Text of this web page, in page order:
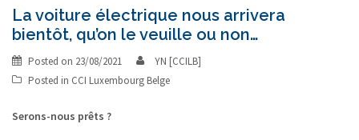
La voiture électrique nous arrivera
bientôt, qu’on le veuille ou non…
Posted on 23/08/2021
YN [CCILB]
Posted in CCI Luxembourg Belge
Serons-nous prêts ?